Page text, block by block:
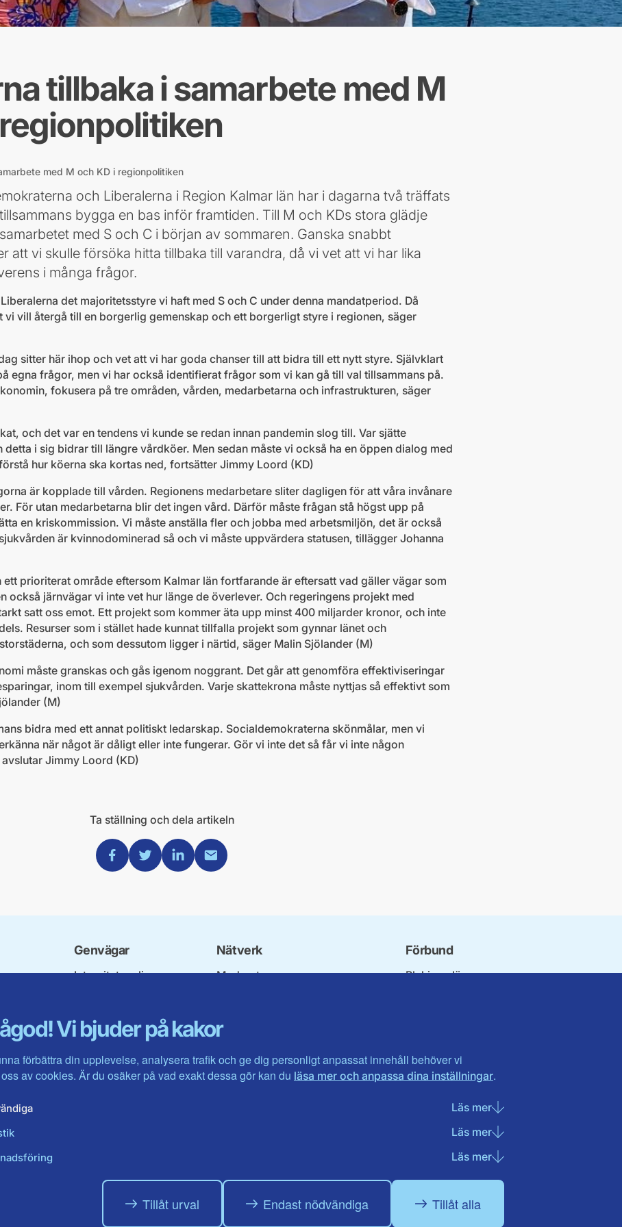
Vi bjuder på kakor
förbättra din upplevelse, analysera trafik och ge dig personligt anpassat innehåll behöver vi
av cookies. Är du osäker på vad exakt dessa gör kan du läsa mer och anpassa dina inställningar.
Läs merom Nödvändiga cookies
Läs merom Statistik cookies
Läs merom Marknadsföring
Tillåt urval Endast nödvändiga Tillåt alla
tillbaka i samarbete med M
med M och KD i regionpolitiken
och Liberalerna i Region Kalmar län har i dagarna två träffats
bygga en bas inför framtiden. Till M och KDs stora glädje
med S och C i början av sommaren. Ganska snabbt
att vi skulle försöka hitta tillbaka till varandra, då vi vet att vi har lika
i många frågor.
det majoritetsstyre vi haft med S och C under denna mandatperiod. Då
vi vill återgå till en borgerlig gemenskap och ett borgerligt styre i regionen, säger
sitter här ihop och vet att vi har goda chanser till att bidra till ett nytt styre. Självklart
egna frågor, men vi har också identifierat frågor som vi kan gå till val tillsammans på.
fokusera på tre områden, vården, medarbetarna och infrastrukturen, säger
och det var en tendens vi kunde se redan innan pandemin slog till. Var sjätte
i sig bidrar till längre vårdköer. Men sedan måste vi också ha en öppen dialog med
hur köerna ska kortas ned, fortsätter Jimmy Loord (KD)
är kopplade till vården. Regionens medarbetare sliter dagligen för att våra invånare
För utan medarbetarna blir det ingen vård. Därför måste frågan stå högst upp på
en kriskommission. Vi måste anställa fler och jobba med arbetsmiljön, det är också
är kvinnodominerad så och vi måste uppvärdera statusen, tillägger Johanna
ett prioriterat område eftersom Kalmar län fortfarande är eftersatt vad gäller vägar som
också järnvägar vi inte vet hur länge de överlever. Och regeringens projekt med
satt oss emot. Ett projekt som kommer äta upp minst 400 miljarder kronor, och inte
Resurser som i stället hade kunnat tillfalla projekt som gynnar länet och
och som dessutom ligger i närtid, säger Malin Sjölander (M)
måste granskas och gås igenom noggrant. Det går att genomföra effektiviseringar
inom till exempel sjukvården. Varje skattekrona måste nyttjas så effektivt som
(M)
bidra med ett annat politiskt ledarskap. Socialdemokraterna skönmålar, men vi
när något är dåligt eller inte fungerar. Gör vi inte det så får vi inte någon
Jimmy Loord (KD)
Ta ställning och dela artikeln
Dela via Facebook
Dela via Twitter
Dela via Linkedin
Dela via Mail
Genvägar
Integritetspolicy
Intranätet
Nätverk
Moderata
Moderata Seniorer
Öppna moderater
Jarl Hjalmarson
Stiftelsen
Företagarrådet
Förbund
Blekinge län
Visa fler ...